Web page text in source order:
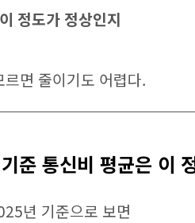
정도가 정상인지
르면 줄이기도 어렵다.
준 통신비 평균은 이
년 기준으로 보면